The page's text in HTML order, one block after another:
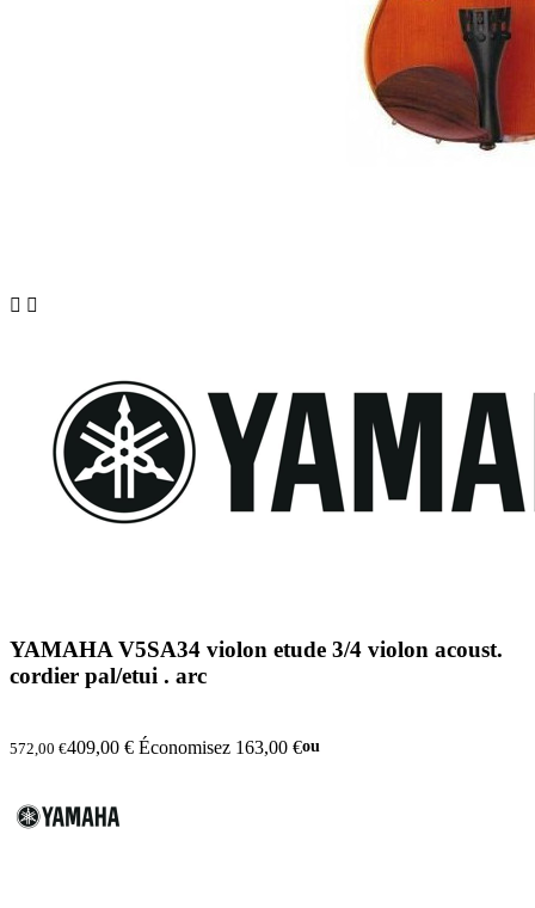
 
YAMAHA V5SA34 violon etude 3/4 violon acoust.
cordier pal/etui . arc
572,00 €409,00 € Économisez 163,00 €ou